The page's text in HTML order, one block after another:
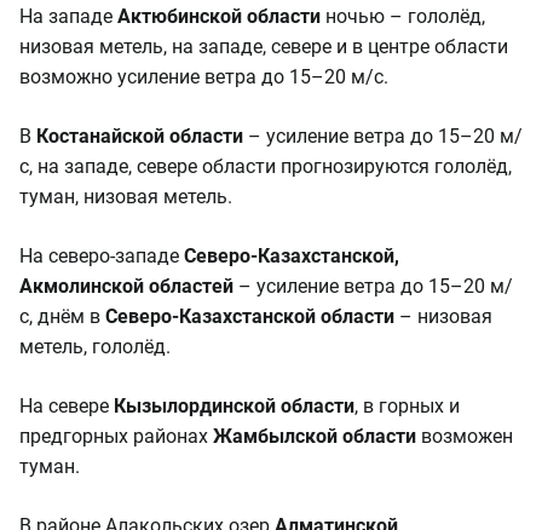
На западе Актюбинской области ночью – гололёд,
низовая метель, на западе, севере и в центре области
возможно усиление ветра до 15–20 м/с.
В Костанайской области – усиление ветра до 15–20 м/
с, на западе, севере области прогнозируются гололёд,
туман, низовая метель.
На северо-западе Северо-Казахстанской,
Акмолинской областей – усиление ветра до 15–20 м/
с, днём в Северо-Казахстанской области – низовая
метель, гололёд.
На севере Кызылординской области, в горных и
предгорных районах Жамбылской области возможен
туман.